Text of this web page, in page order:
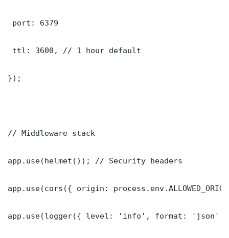
port: 6379
ttl: 3600, // 1 hour default
});
// Middleware stack
app.use(helmet()); // Security headers
app.use(cors({ origin:
app.use(logger({ level: 'info', format: 'json'